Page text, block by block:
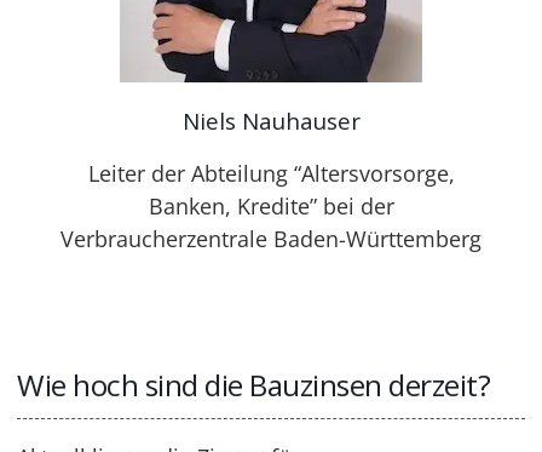
Niels Nauhauser
Leiter der Abteilung “Altersvorsorge,
Banken, Kredite” bei der
Verbraucherzentrale Baden-Württemberg
Wie hoch sind die Bauzinsen derzeit?